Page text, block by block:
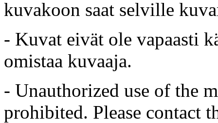
kuvakoon saat selville
- Kuvat eivät ole vapaasti
omistaa kuvaaja.
- Unauthorized use of the
prohibited. Please contact